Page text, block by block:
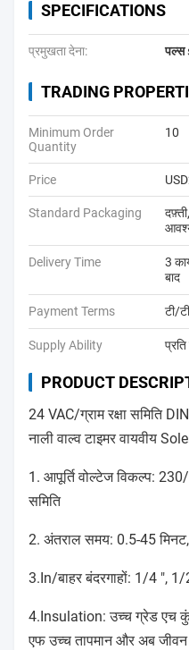
SPECIFICATIONS
प्रमुखता देना: पल्स
TRADING
Minimum Order
Quantity
10
Price
Standard Packaging
Delivery Time
3
बाद
Payment Terms टी/
Supply Ability
PRODUCT
24 VAC/ग्राम रक्षा समिति
नाली वाल्व टाइमर वायवीय
1. आपूर्ति वोल्टेज विकल्प:
समिति
2. अंतराल समय: 0.5-45 मिनट,
3.In/बाहर बंदरगाहों: 1/4 ",
4.Insulation: उच्च ग्रेड एच
एफ उच्च तापमान और अब जीवन